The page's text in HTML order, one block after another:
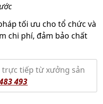
tối ưu cho tổ chức và
chi phí, đảm bảo chất
tiếp từ xưởng sản
493